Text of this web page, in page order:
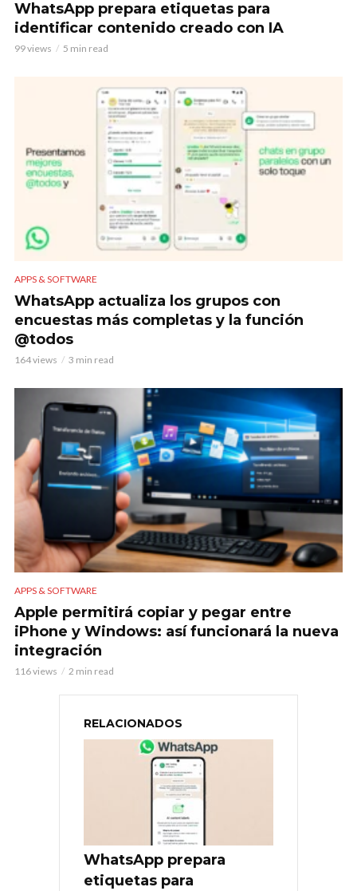
WhatsApp prepara etiquetas para
identificar contenido creado con IA
99 views 5 min read
APPS & SOFTWARE
WhatsApp actualiza los grupos con
encuestas más completas y la función
@todos
164 views 3 min read
APPS & SOFTWARE
Apple permitirá copiar y pegar entre
iPhone y Windows: así funcionará la nueva
integración
116 views 2 min read
RELACIONADOS
WhatsApp prepara
etiquetas para